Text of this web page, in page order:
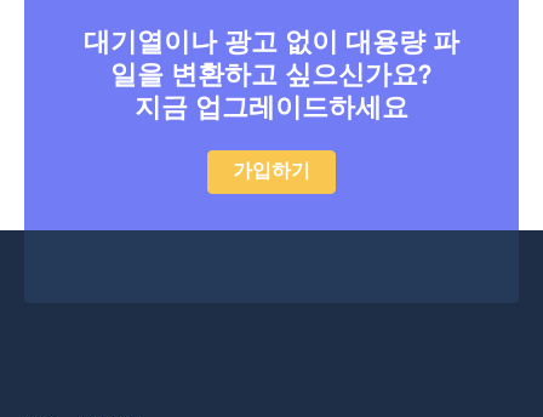
대기열이나 광고 없이 대용량 파
일을 변환하고 싶으신가요?
지금 업그레이드하세요
가입하기